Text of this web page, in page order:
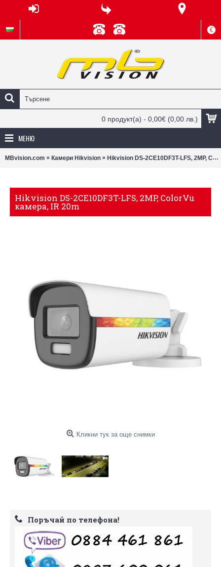
€
0 продукт(а) - 0,00€ (0,00 лв.)
МЕНЮ
MBvision.com » Камери Hikvision » Hikvision DS-2CE10DF3T-LFS, 2MP, ColorVu камера, IR 20m
Hikvision DS-2CE10DF3T-LFS, 2MP, ColorVu
камера, IR 20m
Кликни тук за още снимки
Поръчай по телефона!